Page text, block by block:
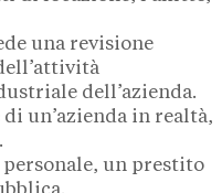
una revisione
dell’azienda.
un’azienda in realtà,
un prestito